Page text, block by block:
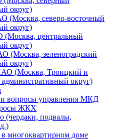
округ)
(Москва, северо-восточный
округ)
(Москва, центральный
округ)
(Москва, зеленоградский
округ)
(Москва, Троицкий и
округ)
вопросы управления МКД
ЖКХ
(чердаки, подвалы,
многоквартирном доме